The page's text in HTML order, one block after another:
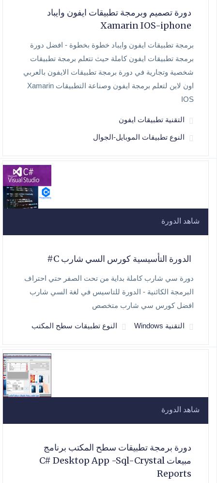
دورة تصميم وبرمجة تطبيقات ايفون وايباد
Xamarin IOS-iphone
برمجة تطبيقات ايفون وايباد خطوة بخطوة - افضل دورة
برمجة تطبيقات ايفون كاملة حيث تتعلم برمجة تطبيقات
شخصية وتجارية في دورة برمجة تطبيقات الايفون بالعربي
اون لاين لتعلم برمجة ايفون وصناعة التطبيقات Xamarin
IOS
التقنية تطبيقات ايفون
النوع تطبيقات الموبايل-الجوال
شاهد الدورة
الدورة التأسيسية كورس السي شارب C#
دورة سي شارب كاملة بداية من تحت الصفر حتي احتراف
البرمجة الكائنية - الدورة للتاسيس في لغة السي شارب
افضل كورس سي شارب متخصص
التقنية Windows النوع تطبيقات سطح المكتب
شاهد الدورة
دورة برمجة تطبيقات سطح المكتب برنامج
مبيعات C# Desktop App -Sql-Crystal
Reports